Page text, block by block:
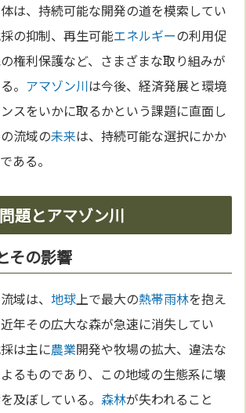
は、持続可能な開発の道を模索してい
の抑制、再生可能エネルギーの利用促
権利保護など、さまざまな取り組みが
。 アマゾン川は今後、経済発展と環境
スをいかに取るかという課題に直面し
流域の未来は、持続可能な選択にかか
ある。
題とアマゾン川
その影響
流域は、地球上で最大の熱帯雨林を抱え
年その広大な森が急速に消失してい
は主に農業開発や牧場の拡大、違法な
るものであり、この地域の生態系に壊
及ぼしている。森林が失われること